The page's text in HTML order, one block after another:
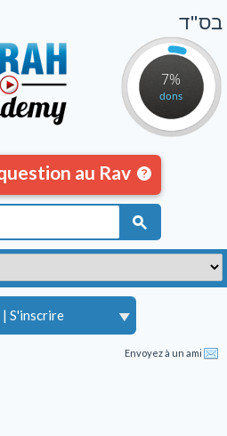
7%
dons
| S'inscrire
בס"ד
au Rav
Envoyez à un ami